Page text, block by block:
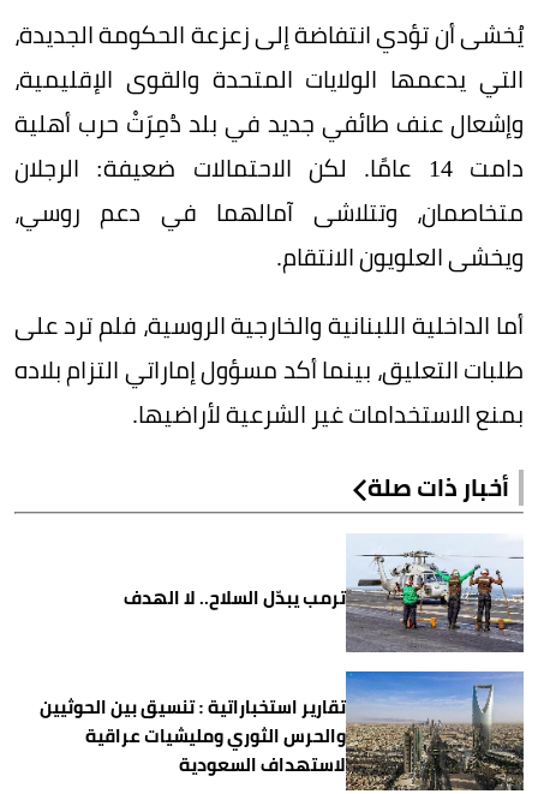
يُخشى أن تؤدي انتفاضة إلى زعزعة الحكومة الجديدة،
التي يدعمها الولايات المتحدة والقوى الإقليمية،
وإشعال عنف طائفي جديد في بلد دُمِرَتْ حرب أهلية
دامت 14 عامًا. لكن الاحتمالات ضعيفة: الرجلان
متخاصمان، وتتلاشى آمالهما في دعم روسي،
ويخشى العلويون الانتقام.
أما الداخلية اللبنانية والخارجية الروسية، فلم ترد على
طلبات التعليق، بينما أكد مسؤول إماراتي التزام بلاده
بمنع الاستخدامات غير الشرعية لأراضيها.
أخبار ذات صلة
ترمب يبدّل السلاح.. لا الهدف
تقارير استخباراتية : تنسيق بين الحوثيين
والحرس الثوري ومليشيات عراقية
لاستهداف السعودية